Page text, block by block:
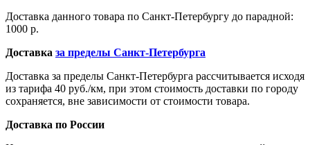
Доставка данного товара по Санкт-Петербургу до парадной:
1000 р.
Доставка за пределы Санкт-Петербурга
Доставка за пределы Санкт-Петербурга рассчитывается исходя
из тарифа 40 руб./км, при этом стоимость доставки по городу
сохраняется, вне зависимости от стоимости товара.
Доставка по России